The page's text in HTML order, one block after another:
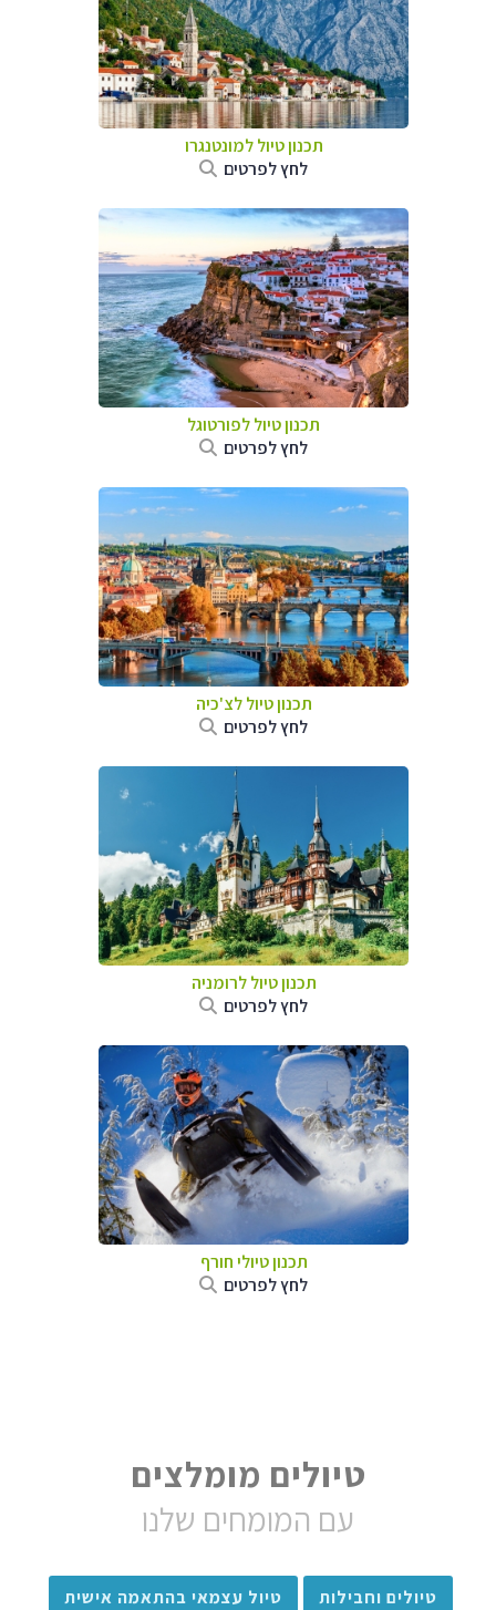
תכנון טיול למונטנגרו
לחץ לפרטים
תכנון טיול לפורטוגל
לחץ לפרטים
תכנון טיול לצ'כיה
לחץ לפרטים
תכנון טיול לרומניה
לחץ לפרטים
תכנון טיולי חורף
לחץ לפרטים
טיולים מומלצים
עם המומחים שלנו
טיולים וחבילות טיול עצמאי בהתאמה אישית